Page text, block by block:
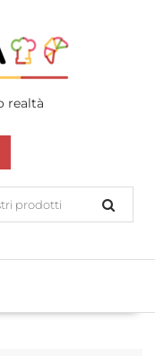
realtà